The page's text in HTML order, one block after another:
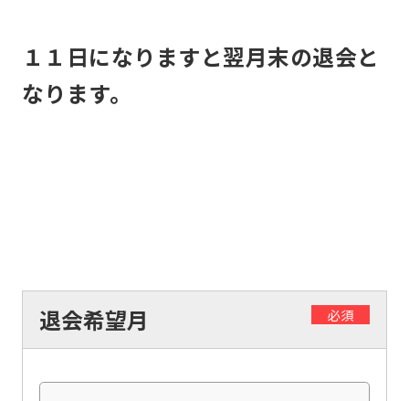
１１日になりますと翌月末の退会と
なります。
退会希望月 必須
version
so
may
not